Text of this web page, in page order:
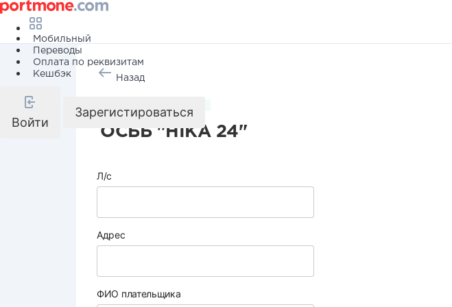
Мобильный
Переводы
Оплата по реквизитам
Кешбэк
Войти
Зарегистироваться
Назад
ОСББ "НІКА 24"
Л/с
Адрес
ФИО плательщика